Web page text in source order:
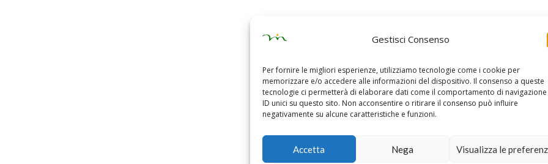
Gestisci Consenso
Per fornire le migliori esperienze, utilizziamo tecnologie come i cookie per
memorizzare e/o accedere alle informazioni del dispositivo. Il consenso a queste
tecnologie ci permetterà di elaborare dati come il comportamento di
ID unici su questo sito. Non acconsentire o ritirare il consenso può influire
negativamente su alcune caratteristiche e funzioni.
Accetta Nega Visualizza le